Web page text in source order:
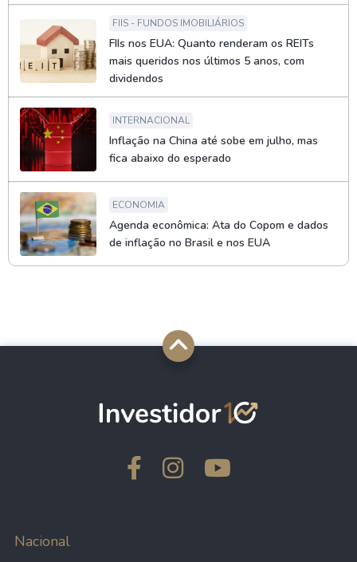
FIIS - FUNDOS IMOBILIÁRIOS
FIIs nos EUA: Quanto renderam os REITs
mais queridos nos últimos 5 anos, com
dividendos
INTERNACIONAL
Inflação na China até sobe em julho, mas
fica abaixo do esperado
ECONOMIA
Agenda econômica: Ata do Copom e dados
de inflação no Brasil e nos EUA
Nacional